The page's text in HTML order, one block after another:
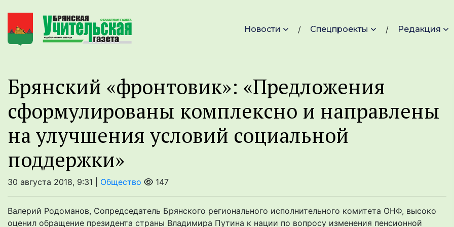
Новости Спецпроекты Редакция
Брянский «фронтовик»: «Предложения
сформулированы комплексно и направлены
на улучшения условий социальной
поддержки»
30 августа 2018, 9:31 | Общество 147
Валерий Родоманов, Сопредседатель Брянского регионального исполнительного комитета ОНФ, высоко
оценил обращение президента страны Владимира Путина к нации по вопросу изменения пенсионной